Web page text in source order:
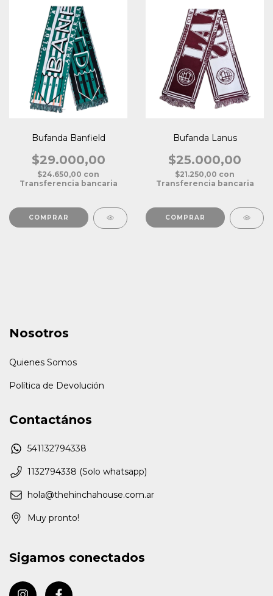
Bufanda Banfield
$29.000,00
$24.650,00 con
Transferencia bancaria
Bufanda Lanus
$25.000,00
$21.250,00 con
Transferencia bancaria
Nosotros
Quienes Somos
Política de Devolución
Contactános
541132794338
1132794338 (Solo whatsapp)
hola@thehinchahouse.com.ar
Muy pronto!
Sigamos conectados